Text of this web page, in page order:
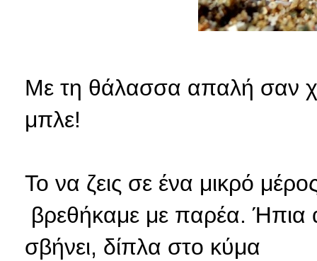
Με τη θάλασσα απαλή σαν
μπλε!
Το να ζεις σε ένα μικρό
βρεθήκαμε με παρέα. Ήπια
σβήνει, δίπλα στο κύμα